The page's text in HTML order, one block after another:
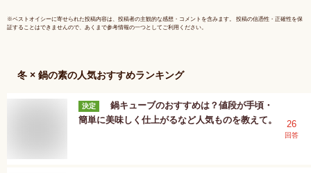
※ベストオイシーに寄せられた投稿内容は、投稿者の主観的な感想・コメントを含みます。 投稿の信憑性・正確性を保
証することはできませんので、あくまで参考情報の一つとしてご利用ください。
冬 × 鍋の素の人気おすすめランキング
決定
鍋キューブのおすすめは？値段が手頃・
簡単に美味しく仕上がるなど人気ものを教えて。
26
回答